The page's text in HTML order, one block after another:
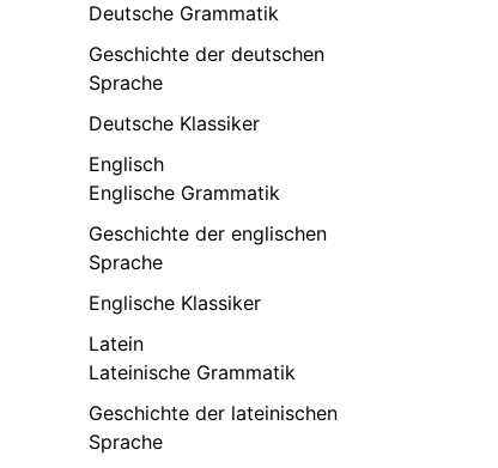
Deutsche Grammatik
Geschichte der deutschen
Sprache
Deutsche Klassiker
Englisch
Englische Grammatik
Geschichte der englischen
Sprache
Englische Klassiker
Latein
Lateinische Grammatik
Geschichte der lateinischen
Sprache